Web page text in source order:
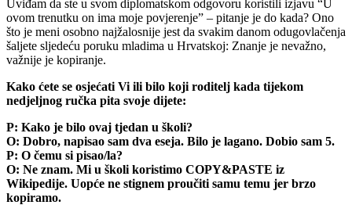
Uviđam da ste u svom diplomatskom odgovoru koristili izjavu “U
ovom trenutku on ima moje povjerenje” – pitanje je do kada? Ono
što je meni osobno najžalosnije jest da svakim danom odugovlačenja
šaljete sljedeću poruku mladima u Hrvatskoj: Znanje je nevažno,
važnije je kopiranje.
Kako ćete se osjećati Vi ili bilo koji roditelj kada tijekom
nedjeljnog ručka pita svoje dijete:
P: Kako je bilo ovaj tjedan u školi?
O: Dobro, napisao sam dva eseja. Bilo je lagano. Dobio sam 5.
P: O čemu si pisao/la?
O: Ne znam. Mi u školi koristimo COPY&PASTE iz
Wikipedije. Uopće ne stignem proučiti samu temu jer brzo
kopiramo.